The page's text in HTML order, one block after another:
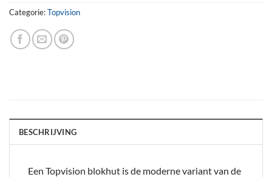
Categorie:Topvision
BESCHRIJVING
Een Topvision blokhut is de moderne variant van de